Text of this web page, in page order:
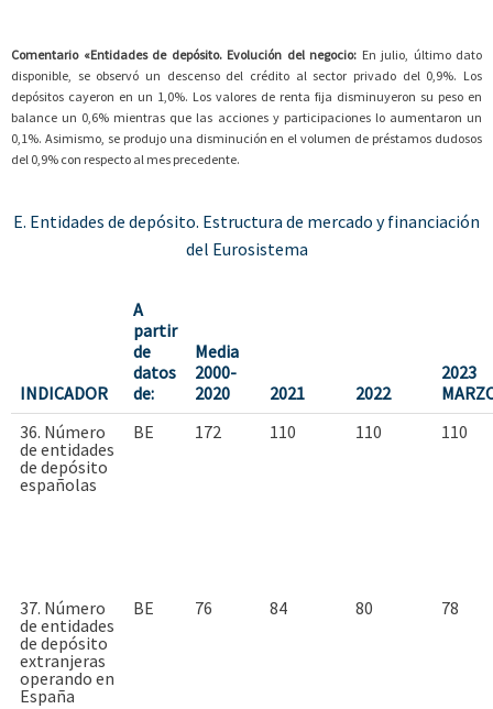
Comentario «Entidades de depósito. Evolución del negocio: En julio, último dato
disponible, se observó un descenso del crédito al sector privado del 0,9%. Los
depósitos cayeron en un 1,0%. Los valores de renta fija disminuyeron su peso en
balance un 0,6% mientras que las acciones y participaciones lo aumentaron un
0,1%. Asimismo, se produjo una disminución en el volumen de préstamos dudosos
del 0,9% con respecto al mes precedente.
E. Entidades de depósito. Estructura de mercado y financiación
del Eurosistema
INDICADOR
A
partir
de
datos
de:
Media
2000-
2020
2021 2022
2023
36. Número
de entidades
de depósito
españolas
BE 172 110 110 110
37. Número
de entidades
de depósito
extranjeras
operando en
España
BE 76 84 80 78